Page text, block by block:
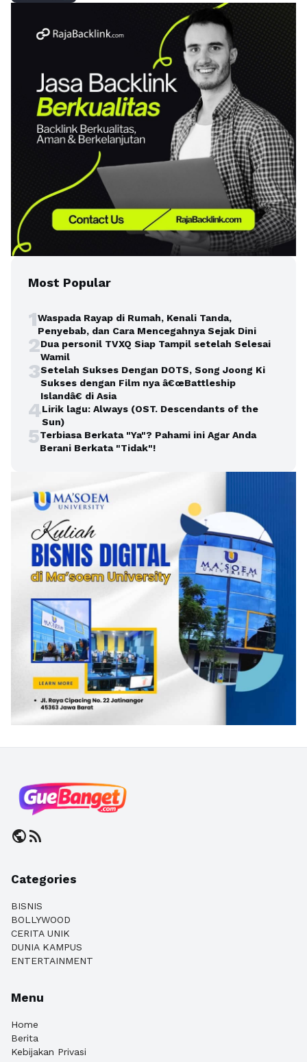
Most Popular
1Waspada Rayap di Rumah, Kenali Tanda,
Penyebab, dan Cara Mencegahnya Sejak Dini
2Dua personil TVXQ Siap Tampil setelah Selesai
Wamil
3Setelah Sukses Dengan DOTS, Song Joong Ki
Sukses dengan Film nya â€œBattleship
Islandâ€ di Asia
4Lirik lagu: Always (OST. Descendants of the
Sun)
5Terbiasa Berkata "Ya"? Pahami ini Agar Anda
Berani Berkata "Tidak"!
publicrss_feed
Categories
BISNIS
BOLLYWOOD
CERITA UNIK
DUNIA KAMPUS
ENTERTAINMENT
Menu
Home
Berita
Kebijakan Privasi